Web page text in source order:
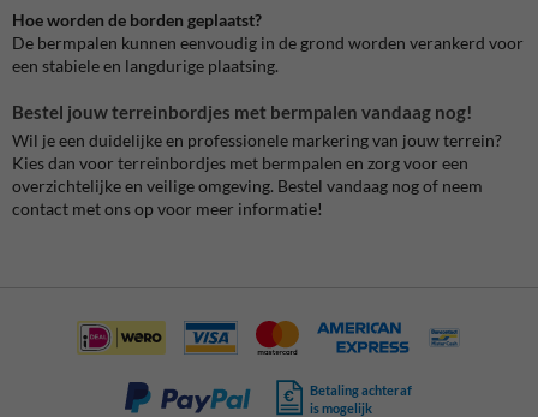
Hoe worden de borden geplaatst?
De bermpalen kunnen eenvoudig in de grond worden verankerd voor
een stabiele en langdurige plaatsing.
Bestel jouw terreinbordjes met bermpalen vandaag nog!
Wil je een duidelijke en professionele markering van jouw terrein?
Kies dan voor terreinbordjes met bermpalen en zorg voor een
overzichtelijke en veilige omgeving. Bestel vandaag nog of neem
contact met ons op voor meer informatie!
Betaling achteraf
is mogelijk